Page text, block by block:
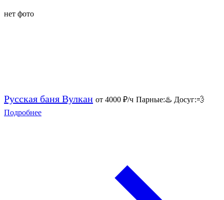
нет фото
Русская баня Вулкан от 4000 ₽/ч Парные:♨️ Досуг:💨
Подробнее